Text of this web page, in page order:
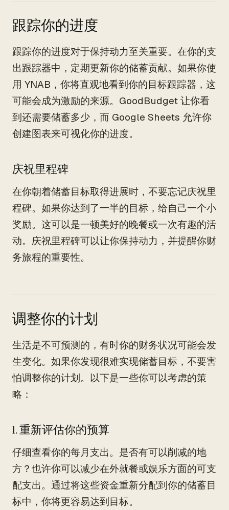
跟踪你的进度
跟踪你的进度对于保持动力至关重要。在你的支
出跟踪器中，定期更新你的储蓄贡献。如果你使
用 YNAB，你将直观地看到你的目标跟踪器，这
可能会成为激励的来源。GoodBudget 让你看
到还需要储蓄多少，而 Google Sheets 允许你
创建图表来可视化你的进度。
庆祝里程碑
在你朝着储蓄目标取得进展时，不要忘记庆祝里
程碑。如果你达到了一半的目标，给自己一个小
奖励。这可以是一顿美好的晚餐或一次有趣的活
动。庆祝里程碑可以让你保持动力，并提醒你财
务旅程的重要性。
调整你的计划
生活是不可预测的，有时你的财务状况可能会发
生变化。如果你发现很难实现储蓄目标，不要害
怕调整你的计划。以下是一些你可以考虑的策
略：
1. 重新评估你的预算
仔细查看你的每月支出。是否有可以削减的地
方？也许你可以减少在外就餐或娱乐方面的可支
配支出。通过将这些资金重新分配到你的储蓄目
标中，你将更容易达到目标。